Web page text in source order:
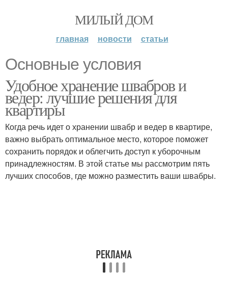
МИЛЫЙ ДОМ
главная новости статьи
Основные условия
Удобное хранение швабров и
ведер: лучшие решения для
квартиры
Когда речь идет о хранении швабр и ведер в квартире,
важно выбрать оптимальное место, которое поможет
сохранить порядок и облегчить доступ к уборочным
принадлежностям. В этой статье мы рассмотрим пять
лучших способов, где можно разместить ваши швабры.